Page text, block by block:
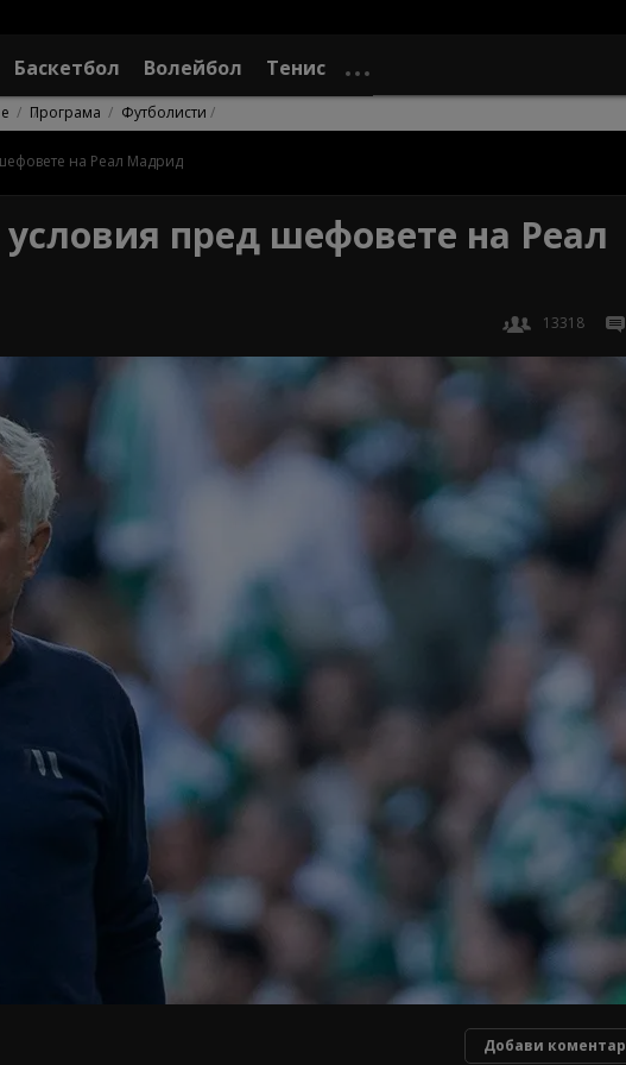
Баскетбол Волейбол Тенис
Програма Футболисти
на Реал Мадрид
пред шефовете на Реал
13318
Добави коментар